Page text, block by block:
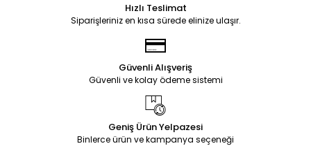
Hızlı Teslimat
Siparişleriniz en kısa sürede elinize ulaşır.
Güvenli Alışveriş
Güvenli ve kolay ödeme sistemi
Geniş Ürün Yelpazesi
Binlerce ürün ve kampanya seçeneği